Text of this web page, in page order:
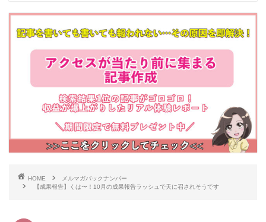
HOME
メルマガバックナンバー
【成果報告】くは〜！10月の成果報告ラッシュで天に召されそうです